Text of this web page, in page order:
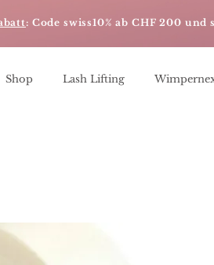
: Code swiss10% ab CHF 200
Shop Lash Lifting